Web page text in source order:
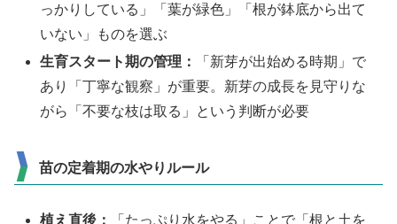
っかりしている」「葉が緑色」「根が鉢底から出て
いない」ものを選ぶ
生育スタート期の管理：
「新芽が出始める時期」で
あり「丁寧な観察」が重要。新芽の成長を見守りな
がら「不要な枝は取る」という判断が必要
苗の定着期の水やりルール
植え直後：
「たっぷり水をやる」ことで「根と土を